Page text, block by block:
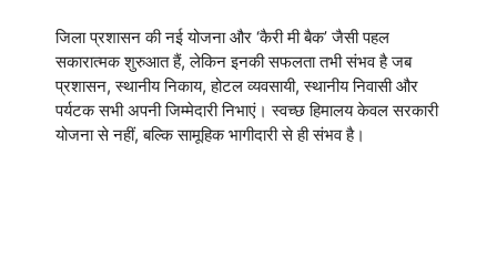
जिला प्रशासन की नई योजना और ‘कैरी मी बैक’ जैसी पहल
सकारात्मक शुरुआत हैं, लेकिन इनकी सफलता तभी संभव है जब
प्रशासन, स्थानीय निकाय, होटल व्यवसायी, स्थानीय निवासी और
पर्यटक सभी अपनी जिम्मेदारी निभाएं। स्वच्छ हिमालय केवल सरकारी
योजना से नहीं, बल्कि सामूहिक भागीदारी से ही संभव है।